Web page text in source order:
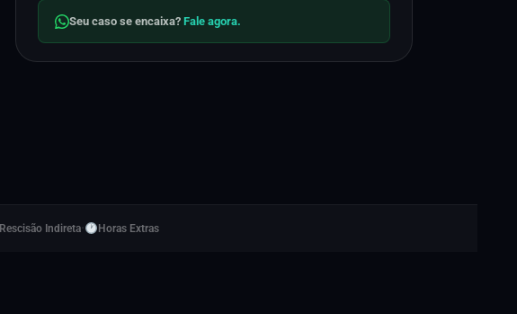
Seu caso se encaixa? Fale agora.
Rescisão Indireta· Horas Extras